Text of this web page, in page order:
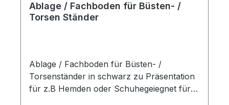
Ablage / Fachboden für Büsten- /
Torsen Ständer
Ablage / Fachboden für Büsten- /
Torsenständer in schwarz zu Präsentation
für z.B Hemden oder Schuhegeiegnet für